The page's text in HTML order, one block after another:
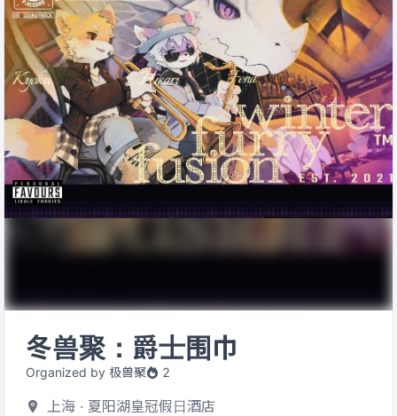
冬兽聚：爵士围巾
Organized by 极兽聚 2
上海 · 夏阳湖皇冠假日酒店